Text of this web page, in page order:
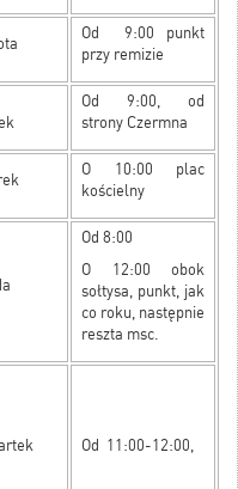
Od 9:00 punkt
przy remizie
Od 9:00, od
strony Czermna
O 10:00 plac
kościelny
Od 8:00
O 12:00 obok
sołtysa, punkt, jak
co roku, następnie
reszta msc.
Od 11:00-12:00,